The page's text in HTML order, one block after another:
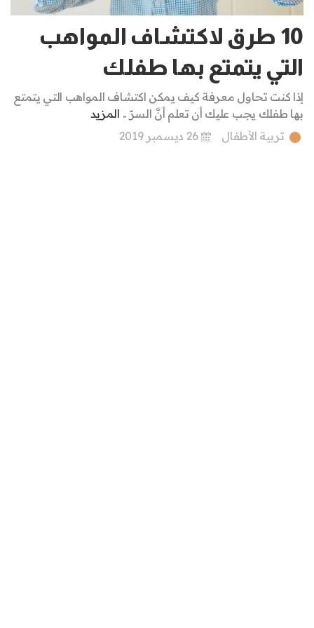
10 طرق لاكتشاف المواهب
التي يتمتع بها طفلك
إذا كنت تحاول معرفة كيف يمكن اكتشاف المواهب التي يتمتع
بها طفلك يجب عليك أن تعلم أنَّ السرّ .. المزيد
تربية الأطفال